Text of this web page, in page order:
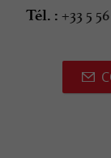
Tél. : +33 5